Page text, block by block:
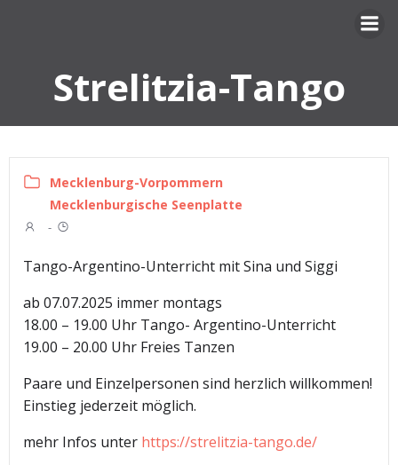
Strelitzia-Tango
Mecklenburg-Vorpommern
Mecklenburgische Seenplatte
-
Tango-Argentino-Unterricht mit Sina und Siggi
ab 07.07.2025 immer montags
18.00 – 19.00 Uhr Tango- Argentino-Unterricht
19.00 – 20.00 Uhr Freies Tanzen
Paare und Einzelpersonen sind herzlich willkommen!
Einstieg jederzeit möglich.
mehr Infos unter https://strelitzia-tango.de/